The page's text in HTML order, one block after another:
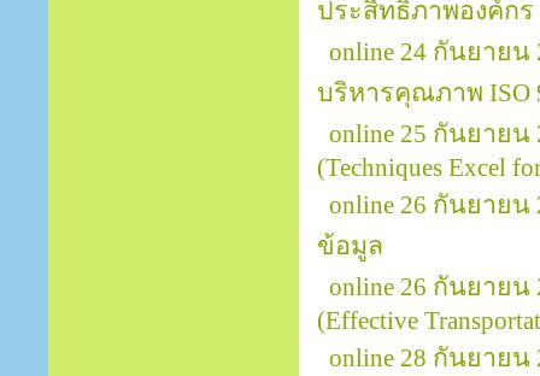
ประสิทธิภาพองค์กร
online 24 กันยาย
บริหารคุณภาพ ISO
online 25 กันยายน
(Techniques Excel
online 26 กันยายน
ข้อมูล
online 26 กันยาย
(Effective
online 28 กันยาย